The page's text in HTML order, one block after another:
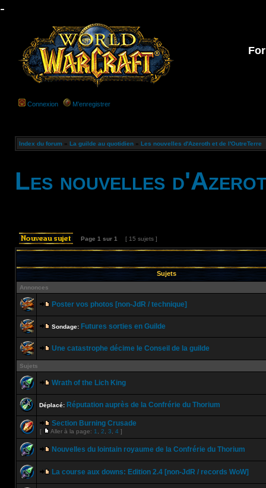
-
Connexion M’enregistrer
Index du forum » La guilde au quotidien » Les nouvelles d'Azeroth et de l'OutreTerre
Les nouvelles
Page 1 sur 1 [ 15 sujets ]
Sujets
Annonces
Poster vos photos [non-JdR / technique]
Sondage: Futures sorties en Guilde
Une catastrophe décime le Conseil de la guilde
Sujets
Wrath of the Lich King
Déplacé: Réputation auprès de la Confrérie du Thorium
Section Burning Crusade
[ Aller à la page: 1 2 3 4 ]
Nouvelles du lointain royaume de la Confrérie du Thorium
La course aux downs: Edition 2.4 [non-JdR / records WoW]